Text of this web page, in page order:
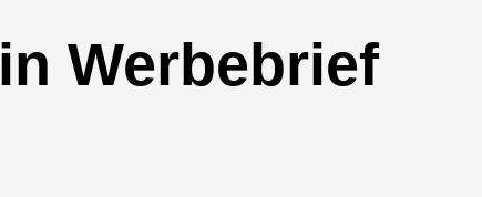
Werbebrief